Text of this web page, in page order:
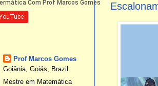
Prof Marcos Gomes
Goiânia, Goiás, Brazil
Mestre em Matemática